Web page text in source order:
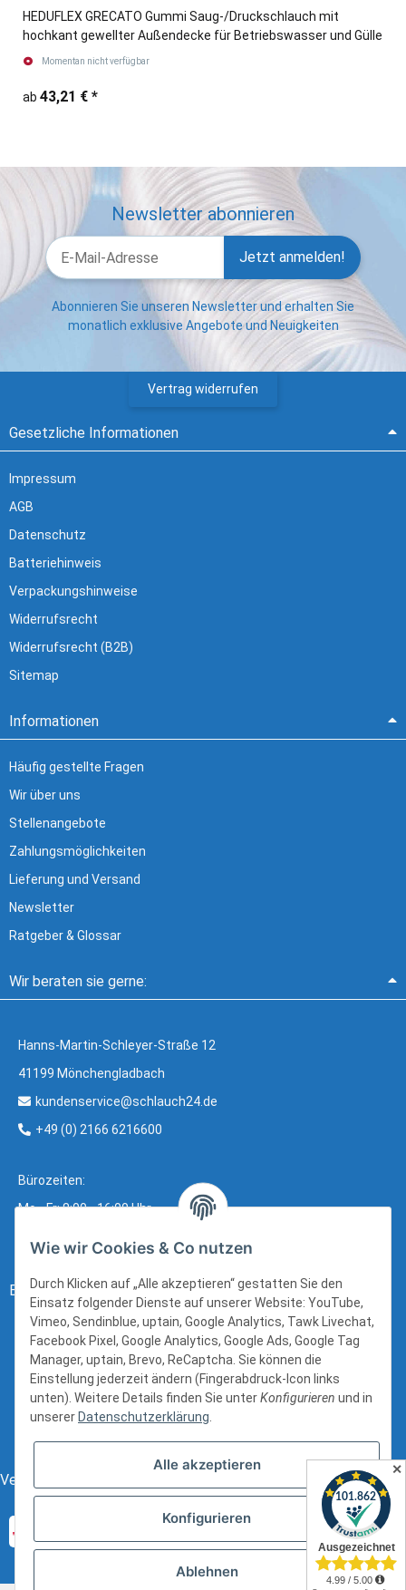
HEDUFLEX GRECATO Gummi Saug-/Druckschlauch mit
hochkant gewellter Außendecke für Betriebswasser und Gülle
Momentan nicht verfügbar
ab 43,21 € *
Newsletter abonnieren
Jetzt anmelden!
Abonnieren Sie unseren Newsletter und erhalten Sie
monatlich exklusive Angebote und Neuigkeiten
Vertrag widerrufen
Gesetzliche Informationen
Impressum
AGB
Datenschutz
Batteriehinweis
Verpackungshinweise
Widerrufsrecht
Widerrufsrecht (B2B)
Sitemap
Informationen
Häufig gestellte Fragen
Wir über uns
Stellenangebote
Zahlungsmöglichkeiten
Lieferung und Versand
Newsletter
Ratgeber & Glossar
Wir beraten sie gerne:
Hanns-Martin-Schleyer-Straße 12
41199 Mönchengladbach
kundenservice@schlauch24.de
+49 (0) 2166 6216600
Bürozeiten:
Mo - Fr: 8:00 - 16:00 Uhr
Bezahlung:
Versand:
Wie wir Cookies & Co nutzen
Durch Klicken auf „Alle akzeptieren“ gestatten Sie den
Einsatz folgender Dienste auf unserer Website: YouTube,
Vimeo, Sendinblue, uptain, Google Analytics, Tawk Livechat,
Facebook Pixel, Google Analytics, Google Ads, Google Tag
Manager, uptain, Brevo, ReCaptcha. Sie können die
Einstellung jederzeit ändern (Fingerabdruck-Icon links
unten). Weitere Details finden Sie unterKonfigurieren und in
unserer Datenschutzerklärung.
Alle akzeptieren
Konfigurieren
Ablehnen
✕